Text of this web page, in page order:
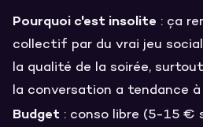
Pourquoi c'est insolite : ça
collectif par du vrai jeu
la qualité de la soirée,
la conversation a tendance
Budget : conso libre (5-15 €